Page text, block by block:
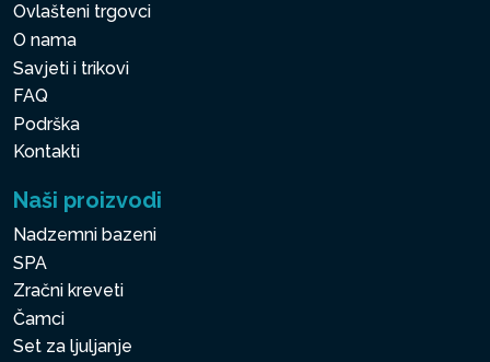
Ovlašteni trgovci
O nama
Savjeti i trikovi
FAQ
Podrška
Kontakti
Naši proizvodi
Nadzemni bazeni
SPA
Zračni kreveti
Čamci
Set za ljuljanje